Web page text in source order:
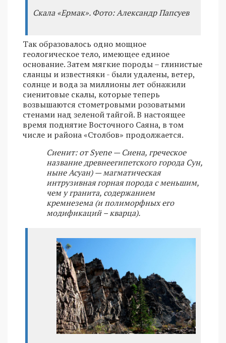
Скала «Ермак». Фото: Александр Папсуев
Так образовалось одно мощное
геологическое тело, имеющее единое
основание. Затем мягкие породы – глинистые
сланцы и известняки - были удалены, ветер,
солнце и вода за миллионы лет обнажили
сиенитовые скалы, которые теперь
возвышаются стометровыми розоватыми
стенами над зеленой тайгой. В настоящее
время поднятие Восточного Саяна, в том
числе и района «Столбов» продолжается.
Сиенит: от Syene — Сиена, греческое
название древнеегипетского города Сун,
ныне Асуан) — магматическая
интрузивная горная порода с меньшим,
чем у гранита, содержанием
кремнезема (и полиморфных его
модификаций – кварца).